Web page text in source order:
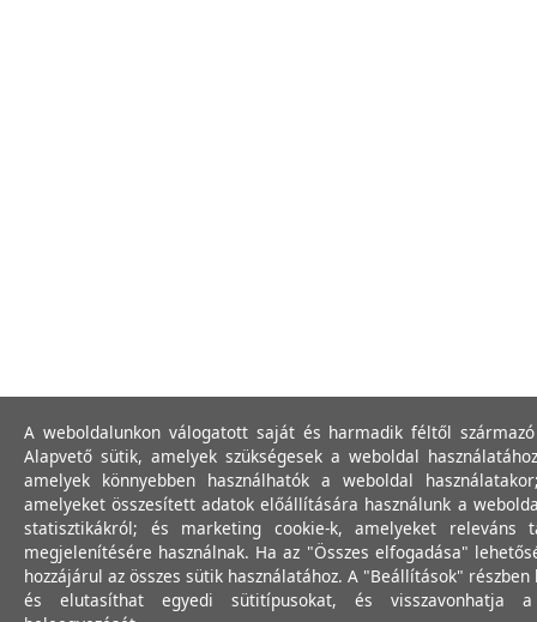
A weboldalunkon válogatott saját és harmadik féltől
Alapvető sütik, amelyek szükségesek a weboldal
amelyek könnyebben használhatók a weboldal
amelyeket összesített adatok előállítására használunk a
statisztikákról; és marketing cookie-k, amelyeket releváns
megjelenítésére használnak. Ha az "Összes elfogadása"
hozzájárul az összes sütik használatához. A "Beállítások"
és elutasíthat egyedi sütitípusokat, és visszavonhatja